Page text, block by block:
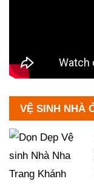
VỆ SINH NHÀ